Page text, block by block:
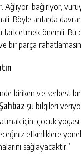
Ağlıyor, bağırıyor,
Böyle anlarda
fark etmek önemli. Bu
bir parça
biriken ve serbest
şu bilgileri
için, çocuk
etkinliklere
sağlayacaktır.”